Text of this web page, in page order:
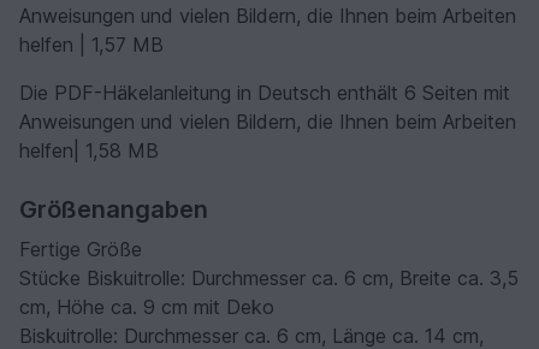
Anweisungen und vielen Bildern, die Ihnen beim Arbeiten
helfen | 1,57 MB
Die PDF-Häkelanleitung in Deutsch enthält 6 Seiten mit
Anweisungen und vielen Bildern, die Ihnen beim Arbeiten
helfen| 1,58 MB
Größenangaben
Fertige Größe
Stücke Biskuitrolle: Durchmesser ca. 6 cm, Breite ca. 3,5
cm, Höhe ca. 9 cm mit Deko
Biskuitrolle: Durchmesser ca. 6 cm, Länge ca. 14 cm,